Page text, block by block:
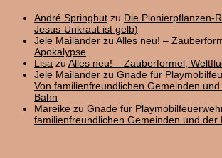
André Springhut zu Die Pionierpflanzen-
Jesus-Unkraut ist gelb)
Jele Mailänder zu Alles neu! –
Apokalypse
Lisa zu Alles neu! – Zauberformel,
Jele Mailänder zu Gnade für
Von familienfreundlichen Gemeinden
Bahn
Mareike zu Gnade für
familienfreundlichen Gemeinden und der